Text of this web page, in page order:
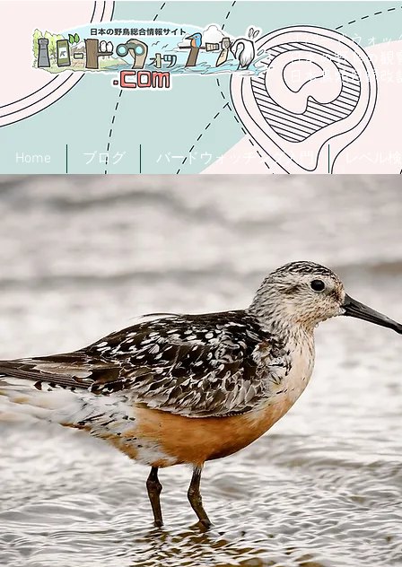
「バードウォッ
日本の野鳥の観
日本鳥類目録
Home ブログ バードウォッチング入門